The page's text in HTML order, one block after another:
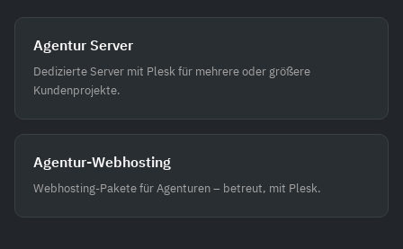
Agentur Server
Dedizierte Server mit Plesk für mehrere oder größere
Kundenprojekte.
Agentur-Webhosting
Webhosting-Pakete für Agenturen – betreut, mit Plesk.